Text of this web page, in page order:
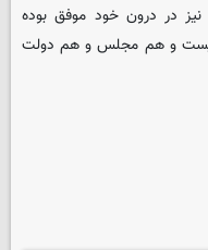
در درون خود موفق بوده
نیست و هم مجلس و هم دولت